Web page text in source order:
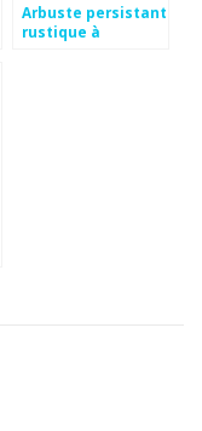
Arbuste persistant
rustique à